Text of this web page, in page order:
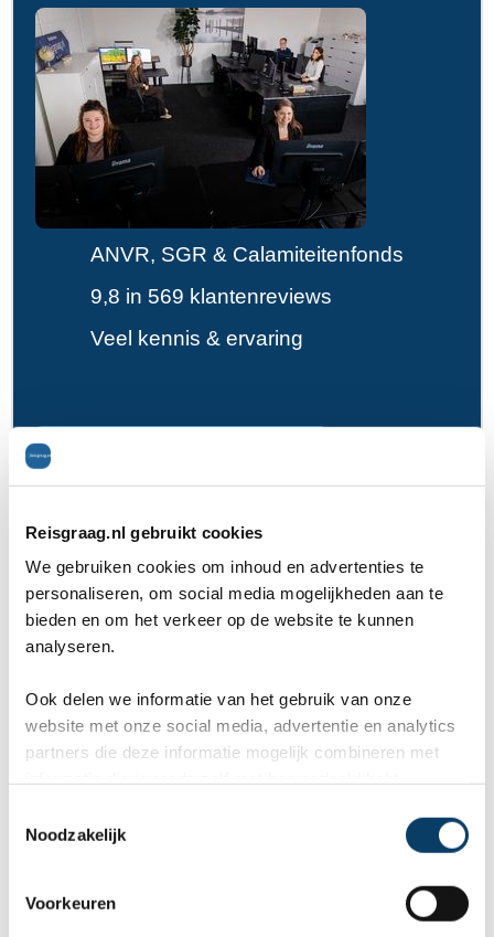
Reisgraag.nl gebruikt cookies
We gebruiken cookies om inhoud en advertenties te
personaliseren, om social media mogelijkheden aan te
bieden en om het verkeer op de website te kunnen
analyseren.
Ook delen we informatie van het gebruik van onze
website met onze social media, advertentie en analytics
partners die deze informatie mogelijk combineren met
Noodzakelijk
Voorkeuren
ANVR, SGR & Calamiteitenfonds
9,8 in 569 klantenreviews
Veel kennis & ervaring
1. Hotel Gródek
Hotel Gródek vinden wij het meest luxueuze hotel
eerste plaats. Het is een vrij nieuw hotel
aangezien het pas sinds 2007 is geopend. Hotel
setting. Dit 5-sterrenhotel is gelegen in het hart
Markt ligt op twee minuten loopafstand en ook de